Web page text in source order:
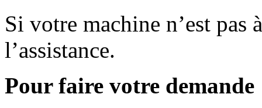
Si votre machine n’est pas
l’assistance.
Pour faire votre demande